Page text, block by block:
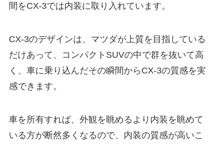
間をCX-3では内装に取り入れています。
CX-3のデザインは、マツダが上質を目指している
だけあって、コンパクトSUVの中で群を抜いて高
く、車に乗り込んだその瞬間からCX-3の質感を実
感できます。
車を所有すれば、外観を眺めるより内装を眺めて
いる方が断然多くなるので、内装の質感が高いこ